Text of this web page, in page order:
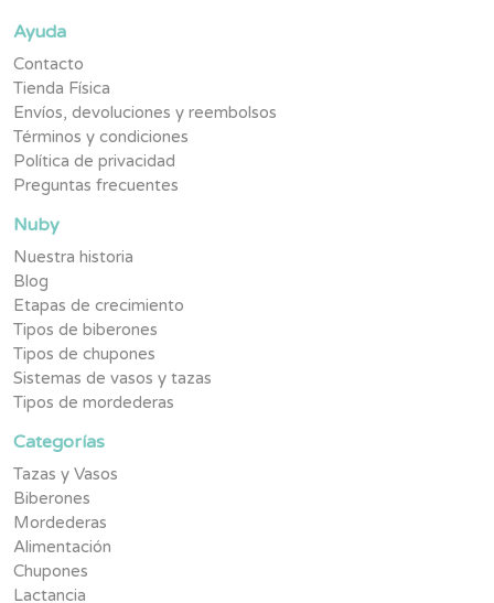
Ayuda
Contacto
Tienda Física
Envíos, devoluciones y reembolsos
Términos y condiciones
Política de privacidad
Preguntas frecuentes
Nuby
Nuestra historia
Blog
Etapas de crecimiento
Tipos de biberones
Tipos de chupones
Sistemas de vasos y tazas
Tipos de mordederas
Categorías
Tazas y Vasos
Biberones
Mordederas
Alimentación
Chupones
Lactancia